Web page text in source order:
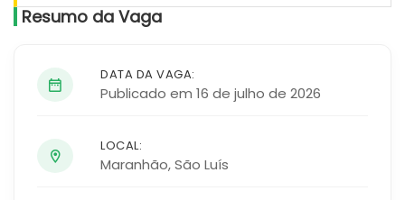
Resumo da Vaga
DATA DA VAGA:
Publicado em 16 de julho de 2026
LOCAL:
Maranhão,São Luís